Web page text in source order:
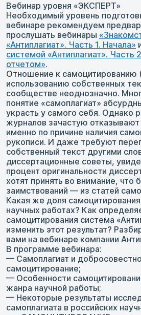
Вебинар уровня «ЭКСПЕРТ»
Необходимый уровень
вебинаре рекомендуем
прослушать вебинары
«Антиплагиат». Часть 1. Начала»
системой «Антиплагиат».
отчетом».
Отношение к самоцитированию
использованию собственных
сообществе неоднозначно.
понятие «самоплагиат»
украсть у самого себя. Однако
журналов зачастую отказывают
именно по причине наличия
рукописи. И даже требуют
собственный текст другими
диссертационные советы,
процент оригинальности
хотят принять во внимание, что
заимствований — из статей
Какая же доля
научных работах? Как
самоцитирования система
изменить этот результат?
вами на вебинаре компании
В программе вебинара:
— Самоплагиат и
самоцитирование;
— Особенности
жанра научной работы;
— Некоторые результаты
самоплагиата в российских